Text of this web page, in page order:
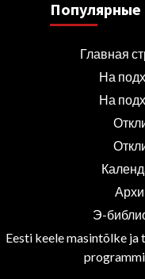
Главная
На
На
Э-
Eesti keele masintõlke